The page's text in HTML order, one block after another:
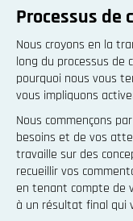
Processus de
Nous croyons en la
long du processus de
pourquoi nous vous
vous impliquons
Nous commençons
besoins et de vos
travaille sur des
recueillir vos
en tenant compte de
à un résultat final qui